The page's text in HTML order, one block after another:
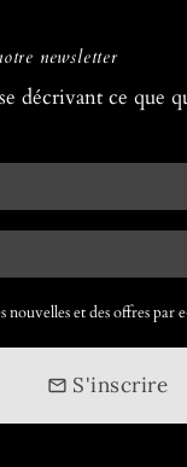
newsletter
décrivant ce que
nouvelles et des offres par
email S'inscrire